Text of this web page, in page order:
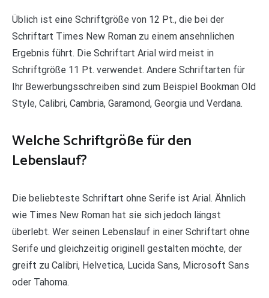
Üblich ist eine Schriftgröße von 12 Pt., die bei der
Schriftart Times New Roman zu einem ansehnlichen
Ergebnis führt. Die Schriftart Arial wird meist in
Schriftgröße 11 Pt. verwendet. Andere Schriftarten für
Ihr Bewerbungsschreiben sind zum Beispiel Bookman Old
Style, Calibri, Cambria, Garamond, Georgia und Verdana.
Welche Schriftgröße für den
Lebenslauf?
Die beliebteste Schriftart ohne Serife ist Arial. Ähnlich
wie Times New Roman hat sie sich jedoch längst
überlebt. Wer seinen Lebenslauf in einer Schriftart ohne
Serife und gleichzeitig originell gestalten möchte, der
greift zu Calibri, Helvetica, Lucida Sans, Microsoft Sans
oder Tahoma.